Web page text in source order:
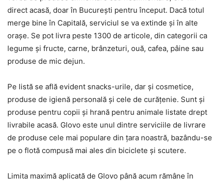
direct acasă, doar în Bucureşti pentru început. Dacă totul
merge bine în Capitală, serviciul se va extinde şi în alte
oraşe. Se pot livra peste 1300 de articole, din categorii ca
legume şi fructe, carne, brânzeturi, ouă, cafea, pâine sau
produse de mic dejun.
Pe listă se află evident snacks-urile, dar şi cosmetice,
produse de igienă personală şi cele de curăţenie. Sunt şi
produse pentru copii şi hrană pentru animale listate drept
livrabile acasă. Glovo este unul dintre serviciile de livrare
de produse cele mai populare din ţara noastră, bazându-se
pe o flotă compusă mai ales din biciclete şi scutere.
Limita maximă aplicată de Glovo până acum rămâne în